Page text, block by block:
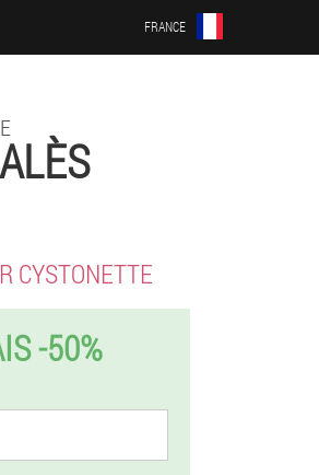
FRANCE
CYSTONETTE
-50%